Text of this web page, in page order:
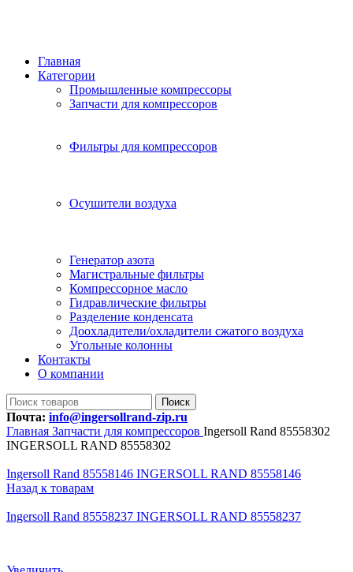
Главная
Категории
Промышленные компрессоры
Запчасти для компрессоров
Фильтры для компрессоров
Осушители воздуха
Генератор азота
Магистральные фильтры
Компрессорное масло
Гидравлические фильтры
Разделение конденсата
Доохладители/охладители сжатого воздуха
Угольные колонны
Контакты
О компании
Поиск
Почта: info@ingersollrand-zip.ru
Главная Запчасти для компрессоров Ingersoll Rand 85558302
INGERSOLL RAND 85558302
Ingersoll Rand 85558146 INGERSOLL RAND 85558146
Назад к товарам
Ingersoll Rand 85558237 INGERSOLL RAND 85558237